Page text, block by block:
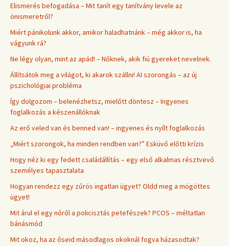
Elismerés befogadása – Mit tanít egy tanítvány levele az
önismeretről?
Miért pánikolunk akkor, amikor haladhatnánk – még akkor is, ha
vágyunk rá?
Ne légy olyan, mint az apád! – Nőknek, akik fiú gyereket nevelnek.
Állítsátok meg a világot, ki akarok szállni! AI szorongás – az új
pszichológiai probléma
Így dolgozom – belenézhetsz, mielőtt döntesz – Ingyenes
foglalkozás a készenállóknak
Az erő veled van és benned van! – ingyenes és nyílt foglalkozás
„Miért szorongok, ha minden rendben van?” Esküvő előtti krízis
Hogy néz ki egy fedett családállítás – egy első alkalmas résztvevő
személyes tapasztalata
Hogyan rendezz egy zűrös ingatlan ügyet? Oldd meg a mögöttes
ügyet!
Mit árul el egy nőről a policisztás petefészek? PCOS – méltatlan
bánásmód
Mit okoz, ha az őseid másodlagos okoknál fogva házasodtak?